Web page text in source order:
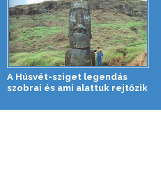
A Húsvét-sziget legendás
szobrai és ami alattuk rejtőzik